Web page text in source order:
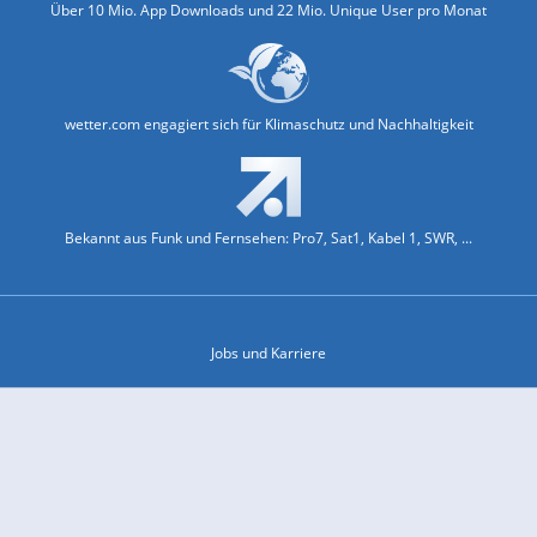
Über 10 Mio. App Downloads und 22 Mio. Unique User pro Monat
wetter.com engagiert sich für Klimaschutz und Nachhaltigkeit
Bekannt aus Funk und Fernsehen: Pro7, Sat1, Kabel 1, SWR, ...
Jobs und Karriere